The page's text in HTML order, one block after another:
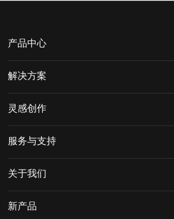
产品中心
解决方案
灵感创作
服务与支持
关于我们
新产品